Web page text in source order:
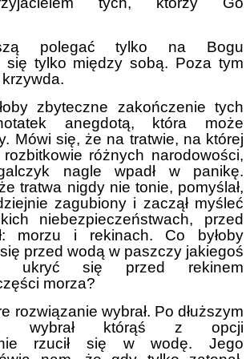
polegać tylko na Bogu
się tylko między sobą. Poza tym
krzywda.
zbyteczne zakończenie tych
anegdotą, która może
Mówi się, że na tratwie, na której
różnych narodowości,
nagle wpadł w panikę.
tratwa nigdy nie tonie, pomyślał,
zagubiony i zaczął myśleć
niebezpieczeństwach, przed
morzu i rekinach. Co byłoby
przed wodą w paszczy jakiegoś
ukryć się przed rekinem
morza?
rozwiązanie wybrał. Po dłuższym
wybrał którąś z opcji
rzucił się w wodę. Jego